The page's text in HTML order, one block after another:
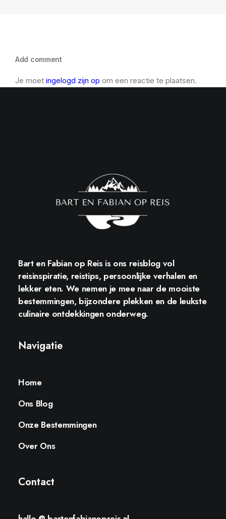
Add comment
Je moet ingelogd zijn op om een reactie te plaatsen.
Bart en Fabian op Reisis ons reisblog vol
reisinspiratie, reistips, persoonlijke verhalen en
lekker eten. We nemen je mee naar de mooiste
bestemmingen, bijzondere plekken en de leukste
culinaire ontdekkingen onderweg.
Navigatie
Home
Ons Blog
Onze Bestemmingen
Over Ons
Contact